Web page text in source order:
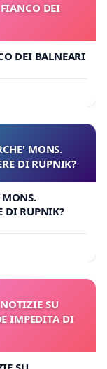
DEI
DEI BALNEARI
MONS.
DI RUPNIK?
MONS.
DI RUPNIK?
SU
IMPEDITA DI